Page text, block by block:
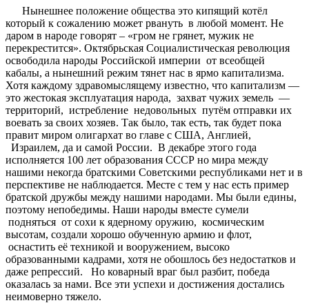
Нынешнее положение общества это кипящий котёл
который к сожалению может рвануть в любой момент. Не
даром в народе говорят – «гром не грянет, мужик не
перекрестится». Октябрьская Социалистическая революция
освободила народы Российской империи от всеобщей
кабалы, а нынешний режим тянет нас в ярмо капитализма.
Хотя каждому здравомыслящему известно, что капитализм —
это жестокая эксплуатация народа, захват чужих земель —
территорий, истребление недовольных путём отправки их
воевать за своих хозяев. Так было, так есть, так будет пока
правит миром олигархат во главе с США, Англией,
Израилем, да и самой России. В декабре этого года
исполняется 100 лет образования СССР но мира между
нашими некогда братскими Советскими республиками нет и в
перспективе не наблюдается. Месте с тем у нас есть пример
братской дружбы между нашими народами. Мы были едины,
поэтому непобедимы. Наши народы вместе сумели
подняться от сохи к ядерному оружию, космическим
высотам, создали хорошо обученную армию и флот,
оснастить её техникой и вооружением, высоко
образованными кадрами, хотя не обошлось без недостатков и
даже репрессий. Но коварный враг был разбит, победа
оказалась за нами. Все эти успехи и достижения достались
неимоверно тяжело.